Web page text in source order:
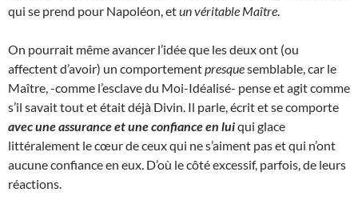
qui se prend pour Napoléon, etun véritable Maître
On pourrait même avancer l’idée que les deux ont (ou
affectent d’avoir) un comportementpresquesemblable, car le
Maître, -comme l’esclave du Moi-Idéalisé- pense et agit comme
s’il savait tout et était déjà Divin. Il parle, écrit et se comporte
avec une assurance et une confiance en luiqui glace
littéralement le cœur de ceux qui ne s’aiment pas et qui n’ont
aucune confiance en eux. D’où le côté excessif, parfois, de leurs
réactions.